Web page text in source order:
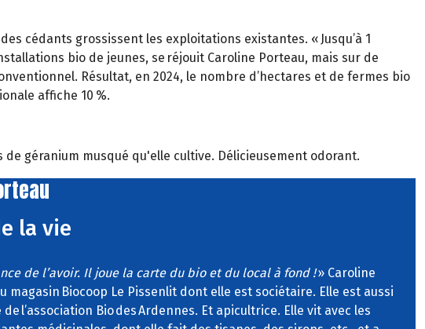
cédants grossissent les exploitations existantes. « Jusqu’à 1
bio de jeunes, se réjouit Caroline Porteau, mais sur de
Résultat, en 2024, le nombre d’hectares et de fermes bio
affiche 10 %.
géranium musqué qu'elle cultive. Délicieusement odorant.
la vie
de l’avoir. Il joue la carte du bio et du local à fond !» Caroline
magasin Biocoop Le Pissenlit dont elle est sociétaire. Elle est aussi
l’association Bio des Ardennes. Et apicultrice. Elle vit avec les